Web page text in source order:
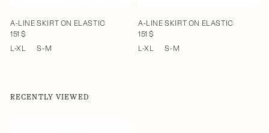
A-LINE SKIRT ON ELASTIC
151 $
L-XL
S-M
A-LINE SKIRT ON ELASTIC
151 $
L-XL
S-M
RECENTLY VIEWED